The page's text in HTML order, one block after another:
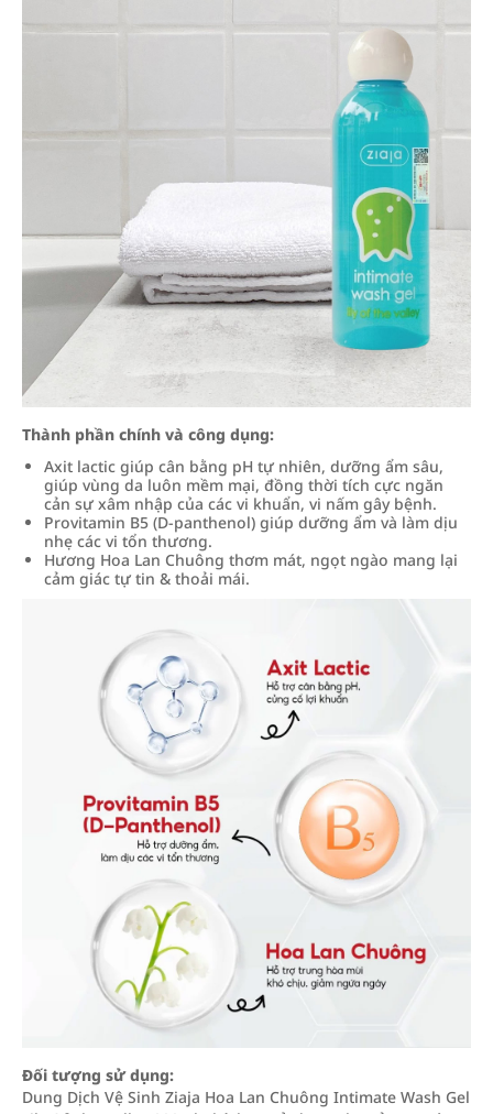
Thành phần chính và công dụng:
Axit lactic giúp cân bằng pH tự nhiên, dưỡng ẩm sâu,
giúp vùng da luôn mềm mại, đồng thời tích cực ngăn
cản sự xâm nhập của các vi khuẩn, vi nấm gây bệnh.
Provitamin B5 (D-panthenol) giúp dưỡng ẩm và làm dịu
nhẹ các vi tổn thương.
Hương Hoa Lan Chuông thơm mát, ngọt ngào mang lại
cảm giác tự tin & thoải mái.
Đối tượng sử dụng:
Dung Dịch Vệ Sinh Ziaja Hoa Lan Chuông Intimate Wash Gel